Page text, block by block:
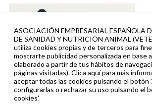
Veterindustria colabora con:
ASOCIACIÓN EMPRESARIAL ESPAÑOLA
DE SANIDAD Y NUTRICIÓN ANIMAL
utiliza cookies propias y de terceros para
mostrarte publicidad personalizada en base
elaborado a partir de tus hábitos de
páginas visitadas).Clica aquí para más
aceptar todas las cookies pulsando el botón
configurarlas o rechazar su uso pulsando el
cookies'.